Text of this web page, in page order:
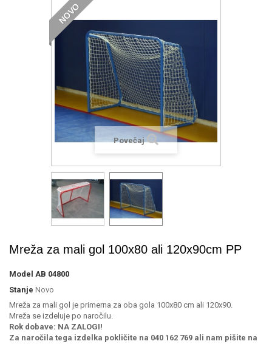
NOVO
Povečaj
Mreža za mali gol 100x80 ali 120x90cm PP
Model AB 04800
Stanje Novo
Mreža za mali gol je primerna za oba gola 100x80 cm ali 120x90.
Mreža se izdeluje po naročilu.
Rok dobave: NA ZALOGI!
Za naročila tega izdelka pokličite na 040 162 769 ali nam pišite na